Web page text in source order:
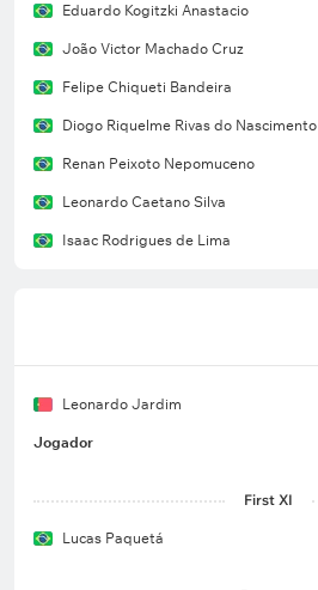
Eduardo Kogitzki Anastacio
João Victor Machado Cruz
Felipe Chiqueti Bandeira
Diogo Riquelme Rivas do Nascimento
Renan Peixoto Nepomuceno
Leonardo Caetano Silva
Isaac Rodrigues de Lima
Leonardo Jardim
Jogador
First XI
Lucas Paquetá